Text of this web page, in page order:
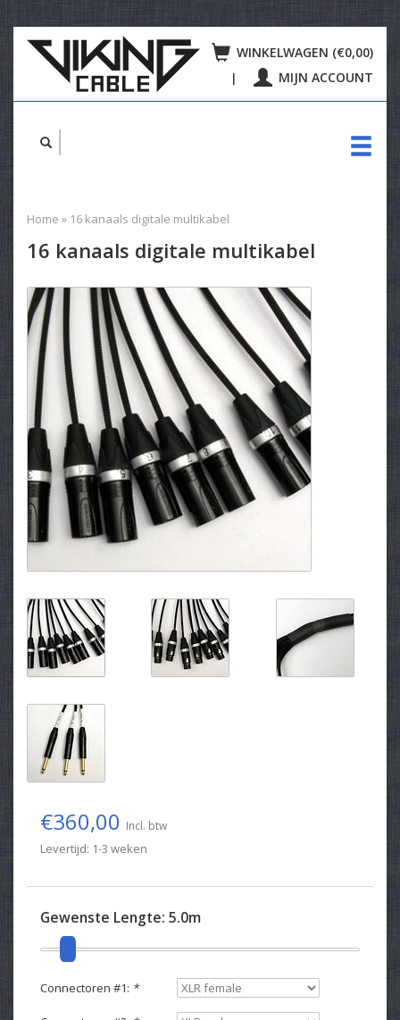
WINKELWAGEN (€0,00)
| MIJN ACCOUNT
Home » 16 kanaals digitale multikabel
16 kanaals digitale multikabel
€360,00 Incl. btw
Levertijd: 1-3 weken
Gewenste Lengte: 5.0m
Connectoren #1: *